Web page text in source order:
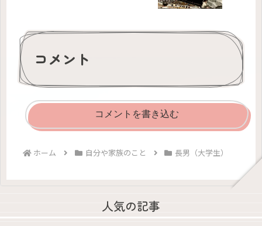
コメント
コメントを書き込む
ホーム 自分や家族のこと 長男（大学生）
人気の記事